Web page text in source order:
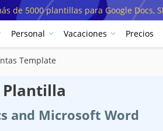
de 5000 plantillas para Google Docs,
Personal Vacaciones Precios
Template
Plantilla
and Microsoft Word